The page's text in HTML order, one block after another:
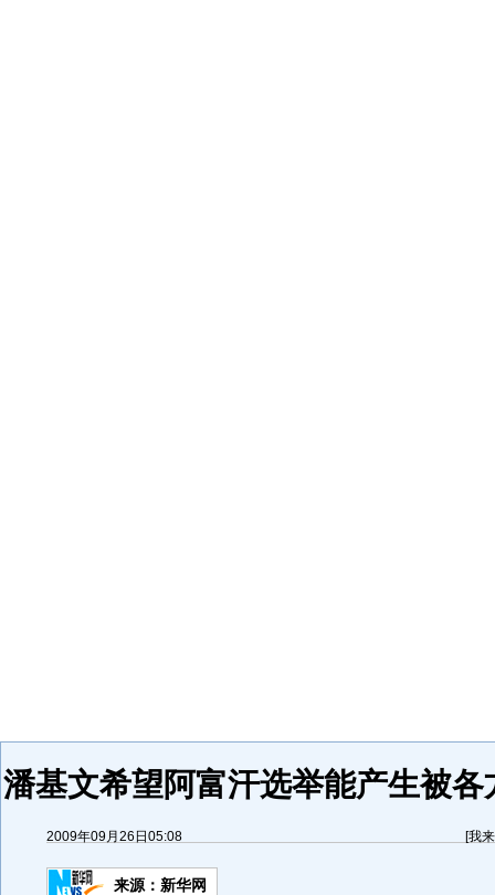
潘基文希望阿富汗选举能产生被各
2009年09月26日05:08 [我
来源： 新华网